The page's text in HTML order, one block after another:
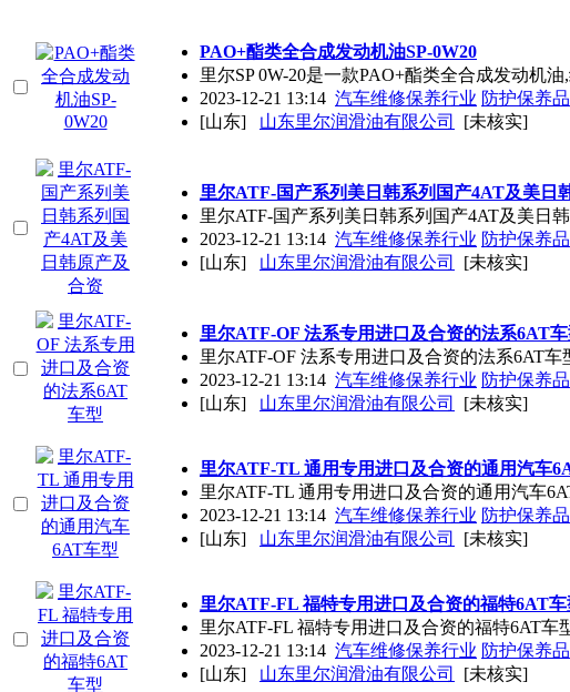
PAO+酯类全合成发动机油SP-0W20
里尔SP 0W-20是一款PAO+酯类全合成发动机
2023-12-21 13:14 汽车维修保养行业 防护保养品
[山东]
山东里尔润滑油有限公司 [未核实]
里尔ATF-国产系列美日韩系列国产4AT及美日
里尔ATF-国产系列美日韩系列国产4AT及美日
2023-12-21 13:14 汽车维修保养行业 防护保养品
[山东]
山东里尔润滑油有限公司 [未核实]
里尔ATF-OF 法系专用进口及合资的法系6AT车
里尔ATF-OF 法系专用进口及合资的法系6AT车
2023-12-21 13:14 汽车维修保养行业 防护保养品
[山东]
山东里尔润滑油有限公司 [未核实]
里尔ATF-TL 通用专用进口及合资的通用汽车
里尔ATF-TL 通用专用进口及合资的通用汽车
2023-12-21 13:14 汽车维修保养行业 防护保养品
[山东]
山东里尔润滑油有限公司 [未核实]
里尔ATF-FL 福特专用进口及合资的福特6AT车
里尔ATF-FL 福特专用进口及合资的福特6AT车
2023-12-21 13:14 汽车维修保养行业 防护保养品
[山东]
山东里尔润滑油有限公司 [未核实]